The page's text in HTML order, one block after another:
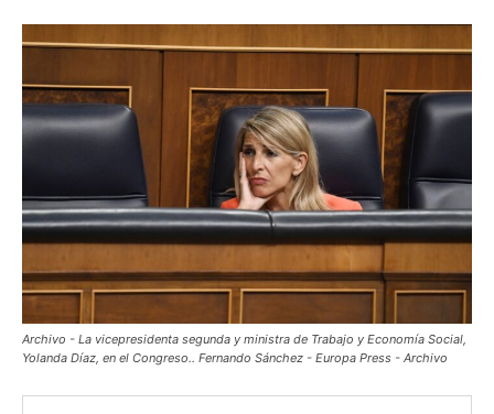
Archivo - La vicepresidenta segunda y ministra de Trabajo y Economía Social,
Yolanda Díaz, en el Congreso.. Fernando Sánchez - Europa Press - Archivo